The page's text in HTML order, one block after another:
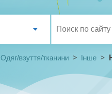
Одяг/взуття/тканини > Інше >